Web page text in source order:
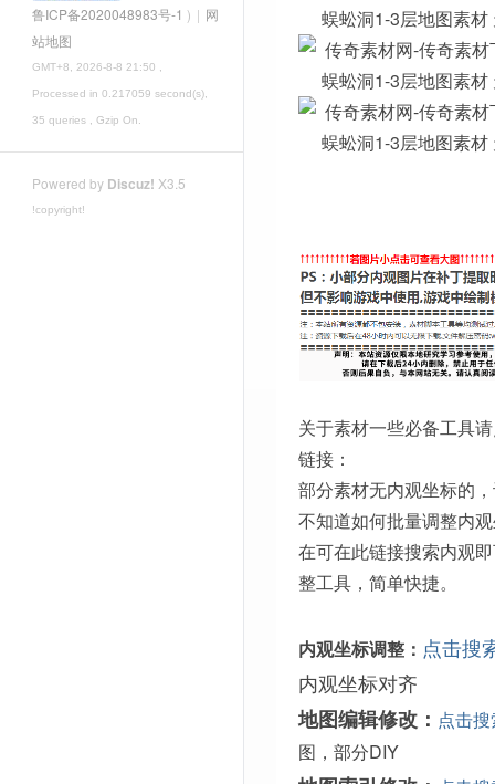
鲁ICP备2020048983号-1 ) | 网
站地图
GMT+8, 2026-8-8 21:50 ,
Processed in 0.217059 second(s),
35 queries , Gzip On.
Powered by Discuz! X3.5
!copyright!
关于素材一些必备工具
链接：
部分素材无内观坐标的
不知道如何批量调整内
在可在此链接搜索内观
整工具，简单快捷。
内观坐标调整： 点击搜
内观坐标对齐
地图编辑修改： 点击
图，部分DIY